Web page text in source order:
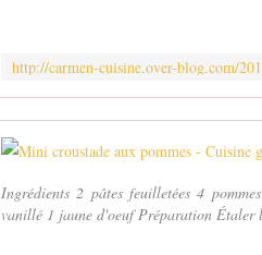
Ingrédients 2 pâtes feuilletées 4
vanillé 1 jaune d'oeuf Préparation Étaler